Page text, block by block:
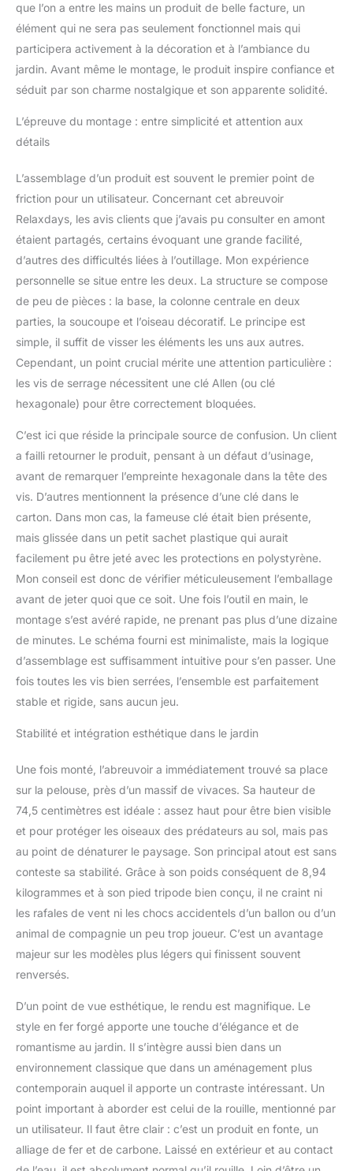
que l’on a entre les mains un produit de belle facture, un
élément qui ne sera pas seulement fonctionnel mais qui
participera activement à la décoration et à l’ambiance du
jardin. Avant même le montage, le produit inspire confiance et
séduit par son charme nostalgique et son apparente solidité.
L’épreuve du montage : entre simplicité et attention aux
détails
L’assemblage d’un produit est souvent le premier point de
friction pour un utilisateur. Concernant cet abreuvoir
Relaxdays, les avis clients que j’avais pu consulter en amont
étaient partagés, certains évoquant une grande facilité,
d’autres des difficultés liées à l’outillage. Mon expérience
personnelle se situe entre les deux. La structure se compose
de peu de pièces : la base, la colonne centrale en deux
parties, la soucoupe et l’oiseau décoratif. Le principe est
simple, il suffit de visser les éléments les uns aux autres.
Cependant, un point crucial mérite une attention particulière :
les vis de serrage nécessitent une clé Allen (ou clé
hexagonale) pour être correctement bloquées.
C’est ici que réside la principale source de confusion. Un client
a failli retourner le produit, pensant à un défaut d’usinage,
avant de remarquer l’empreinte hexagonale dans la tête des
vis. D’autres mentionnent la présence d’une clé dans le
carton. Dans mon cas, la fameuse clé était bien présente,
mais glissée dans un petit sachet plastique qui aurait
facilement pu être jeté avec les protections en polystyrène.
Mon conseil est donc de vérifier méticuleusement l’emballage
avant de jeter quoi que ce soit. Une fois l’outil en main, le
montage s’est avéré rapide, ne prenant pas plus d’une dizaine
de minutes. Le schéma fourni est minimaliste, mais la logique
d’assemblage est suffisamment intuitive pour s’en passer. Une
fois toutes les vis bien serrées, l’ensemble est parfaitement
stable et rigide, sans aucun jeu.
Stabilité et intégration esthétique dans le jardin
Une fois monté, l’abreuvoir a immédiatement trouvé sa place
sur la pelouse, près d’un massif de vivaces. Sa hauteur de
74,5 centimètres est idéale : assez haut pour être bien visible
et pour protéger les oiseaux des prédateurs au sol, mais pas
au point de dénaturer le paysage. Son principal atout est sans
conteste sa stabilité. Grâce à son poids conséquent de 8,94
kilogrammes et à son pied tripode bien conçu, il ne craint ni
les rafales de vent ni les chocs accidentels d’un ballon ou d’un
animal de compagnie un peu trop joueur. C’est un avantage
majeur sur les modèles plus légers qui finissent souvent
renversés.
D’un point de vue esthétique, le rendu est magnifique. Le
style en fer forgé apporte une touche d’élégance et de
romantisme au jardin. Il s’intègre aussi bien dans un
environnement classique que dans un aménagement plus
contemporain auquel il apporte un contraste intéressant. Un
point important à aborder est celui de la rouille, mentionné par
un utilisateur. Il faut être clair : c’est un produit en fonte, un
alliage de fer et de carbone. Laissé en extérieur et au contact